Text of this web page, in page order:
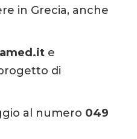
in Grecia, anche
e
di
al numero 049